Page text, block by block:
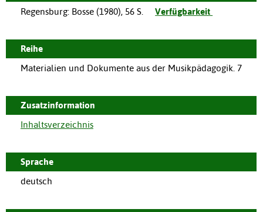
Regensburg: Bosse (1980), 56 S. Verfügbarkeit
Reihe
Materialien und Dokumente aus der Musikpädagogik. 7
Zusatzinformation
Inhaltsverzeichnis
Sprache
deutsch